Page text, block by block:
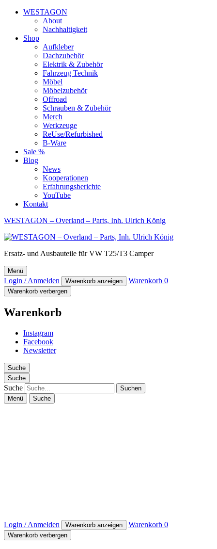
WESTAGON
About
Nachhaltigkeit
Shop
Aufkleber
Dachzubehör
Elektrik & Zubehör
Fahrzeug Technik
Möbel
Möbelzubehör
Offroad
Schrauben & Zubehör
Merch
Werkzeuge
ReUse/Refurbished
B-Ware
Sale %
Blog
News
Kooperationen
Erfahrungsberichte
YouTube
Kontakt
WESTAGON – Overland – Parts, Inh. Ulrich König
Ersatz- und Ausbauteile für VW T25/T3 Camper
Menü
Login / Anmelden Warenkorb anzeigen Warenkorb 0
Warenkorb verbergen
Warenkorb
Instagram
Facebook
Newsletter
Suche
Suche
Suche
Menü Suche
Login / Anmelden Warenkorb anzeigen Warenkorb 0
Warenkorb verbergen